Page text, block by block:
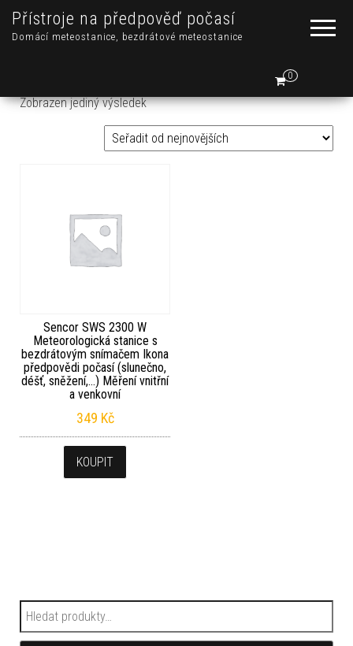
Přístroje na předpověď počasí
Domácí meteostanice, bezdrátové meteostanice
0
Zobrazen jediný výsledek
Sencor SWS 2300 W
Meteorologická stanice s
bezdrátovým snímačem Ikona
předpovědi počasí (slunečno,
déšť, sněžení,…) Měření vnitřní
a venkovní
349 Kč
KOUPIT
Hledat: